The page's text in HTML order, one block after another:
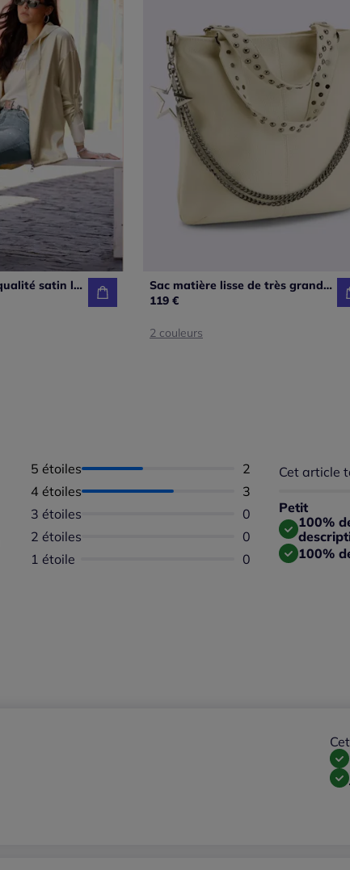
Blazer chemisier qualité satin légèrement brillante
Sac matière lisse de très grande qualité
119 €
2 couleurs
5 étoiles Nombre d'avis :
2
4 étoiles
Nombre d'avis :
3
3 étoiles
Aucun avis
0
2 étoiles
Aucun avis
0
1 étoile
Aucun avis
0
Cet article
Petit
Répartition
Taille
100%
100%